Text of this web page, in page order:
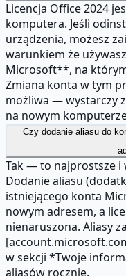
Licencja Office 2024
komputera. Jeśli
urządzenia, możesz
warunkiem że
Microsoft**, na
Zmiana konta w tym
możliwa — wystarczy
na nowym
Czy dodanie aliasu do
Tak — to najprostsze i
Dodanie aliasu
istniejącego konta
nowym adresem, a
nienaruszona. Aliasy
w sekcji *Twoje
aliasów rocznie.